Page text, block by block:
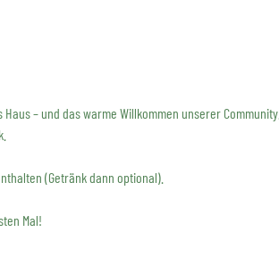
– und das warme Willkommen unserer Community.
(Getränk dann optional).
Mal!